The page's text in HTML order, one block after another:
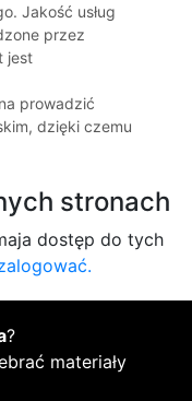
Jakość usług
przez
jest
prowadzić
dzięki czemu
stronach
dostęp do tych
?
materiały